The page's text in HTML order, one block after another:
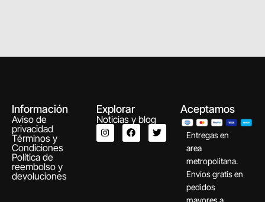
Información
Aviso de
privacidad
Términos y
Condiciones
Política de
reembolso y
devoluciones
Explorar
Noticias y blog
Aceptamos
Entregas en
area
metropolitana.
Envíos gratis en
pedidos
mayores a